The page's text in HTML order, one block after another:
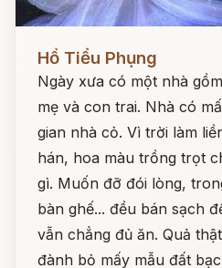
Đọc ngay
Hồ Tiểu Phụng
Ngày xưa có một nhà
mẹ và con trai. Nhà có
gian nhà cỏ. Vì trời làm
hán, hoa màu trồng trọt
gì. Muốn đỡ đói lòng,
bàn ghế... đều bán sạch
vẫn chẳng đủ ăn. Quả
đành bỏ mấy mẫu đất